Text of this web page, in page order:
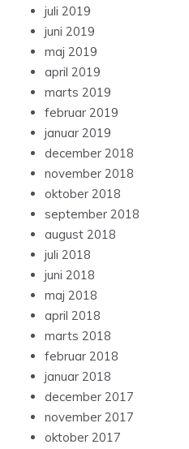
juli 2019
juni 2019
maj 2019
april 2019
marts 2019
februar 2019
januar 2019
december 2018
november 2018
oktober 2018
september 2018
august 2018
juli 2018
juni 2018
maj 2018
april 2018
marts 2018
februar 2018
januar 2018
december 2017
november 2017
oktober 2017